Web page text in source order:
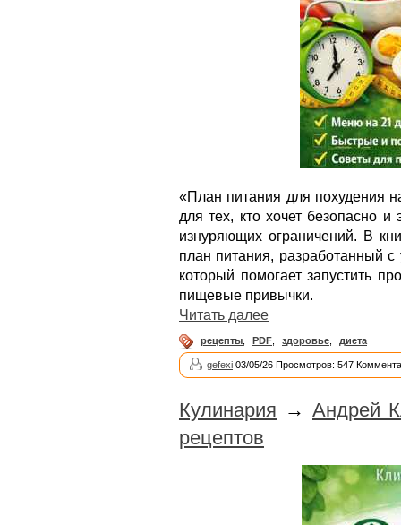
«План питания для похудения
для тех, кто хочет безопасно
изнуряющих ограничений. В
план питания, разработанный
который помогает запустить
пищевые привычки.
Читать далее
рецепты PDF здоровье диета
gefexi 03/05/26 Просмотров: 547
Кулинария → Андрей
рецептов